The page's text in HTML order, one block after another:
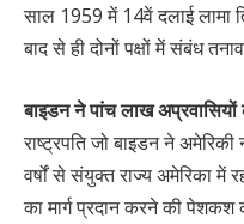
साल 1959 में 14वें दलाई
बाद से ही दोनों पक्षों में संबंध
बाइडन ने पांच लाख
राष्ट्रपति जो बाइडन ने
वर्षों से संयुक्त राज्य अमेरिका में
का मार्ग प्रदान करने की पेशकश